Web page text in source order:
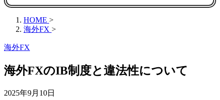
HOME >
海外FX >
海外FX
海外FXのIB制度と違法性について
2025年9月10日